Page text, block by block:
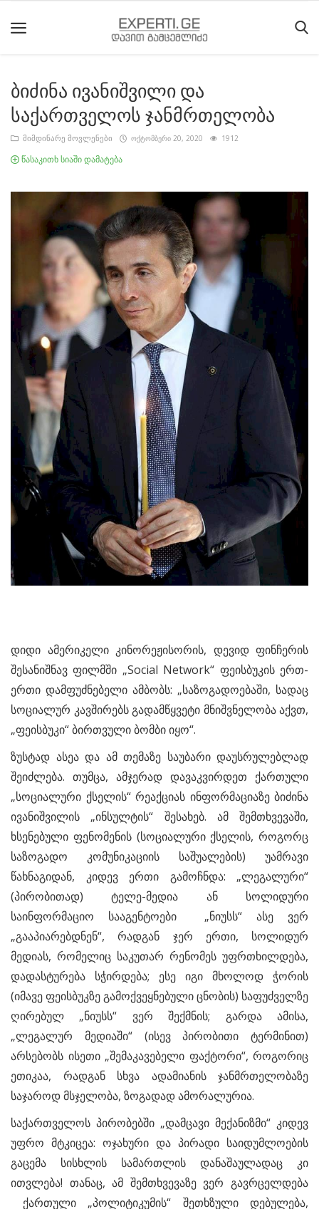
მთავარი
მიმდინარე
მოვლენები
შესახებ
ეროვნული
მოძრაობის
ისტორია
სტატიები
ბიძინა ივანიშვილი და
საქართველოს ჯანმრთელობა
მიმდინარე მოვლენები ოქტომბერი 20, 2020 1912
წასაკითხ სიაში დამატება
დიდი ამერიკელი კინორეჟისორის, დევიდ ფინჩერის
შესანიშნავ ფილმში „Social Network“ ფეისბუკის ერთ-
ერთი დამფუძნებელი ამბობს: „საზოგადოებაში, სადაც
სოციალურ კავშირებს გადამწყვეტი მნიშვნელობა აქვთ,
„ფეისბუკი“ ბირთვული ბომბი იყო“.
ზუსტად ასეა და ამ თემაზე საუბარი დაუსრულებლად
შეიძლება. თუმცა, ამჯერად დავაკვირდეთ ქართული
„სოციალური ქსელის“ რეაქციას ინფორმაციაზე ბიძინა
ივანიშვილის „ინსულტის“ შესახებ. ამ შემთხვევაში,
ხსენებული ფენომენის (სოციალური ქსელის, როგორც
საზოგადო კომუნიკაციის საშუალების) უამრავი
წახნაგიდან, კიდევ ერთი გამოჩნდა: „ლეგალური“
(პირობითად) ტელე-მედია ან სოლიდური
საინფორმაციო სააგენტოები „ნიუსს“ ასე ვერ
„გააპიარებდნენ“, რადგან ჯერ ერთი, სოლიდურ
მედიას, რომელიც საკუთარ რენომეს უფრთხილდება,
დადასტურება სჭირდება; ესე იგი მხოლოდ ჭორის
(იმავე ფეისბუკზე გამოქვეყნებული ცნობის) საფუძველზე
ღირებულ „ნიუსს“ ვერ შექმნის; გარდა ამისა,
„ლეგალურ მედიაში“ (ისევ პირობითი ტერმინით)
არსებობს ისეთი „შემაკავებელი ფაქტორი“, როგორიც
ეთიკაა, რადგან სხვა ადამიანის ჯანმრთელობაზე
საჯაროდ მსჯელობა, ზოგადად ამორალურია.
საქართველოს პირობებში „დამცავი მექანიზმი“ კიდევ
უფრო მტკიცეა: ოჯახური და პირადი საიდუმლოების
გაცემა სისხლის სამართლის დანაშაულადაც კი
ითვლება! თანაც, ამ შემთხვევაზე ვერ გავრცელდება
ქართული „პოლიტიკუმის“ შეთხზული დებულება,